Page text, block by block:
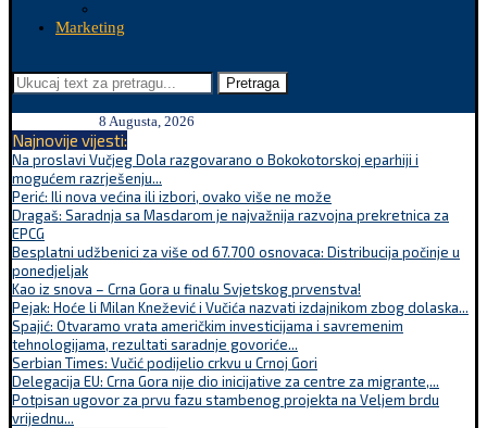
Marketing
Pretraga
8 Augusta, 2026
Najnovije vijesti:
Na proslavi Vučjeg Dola razgovarano o Bokokotorskoj eparhiji i
mogućem razrješenju...
Perić: Ili nova većina ili izbori, ovako više ne može
Dragaš: Saradnja sa Masdarom je najvažnija razvojna prekretnica za
EPCG
Besplatni udžbenici za više od 67.700 osnovaca: Distribucija počinje u
ponedjeljak
Kao iz snova – Crna Gora u finalu Svjetskog prvenstva!
Pejak: Hoće li Milan Knežević i Vučića nazvati izdajnikom zbog dolaska...
Spajić: Otvaramo vrata američkim investicijama i savremenim
tehnologijama, rezultati saradnje govoriće...
Serbian Times: Vučić podijelio crkvu u Crnoj Gori
Delegacija EU: Crna Gora nije dio inicijative za centre za migrante,...
Potpisan ugovor za prvu fazu stambenog projekta na Veljem brdu
vrijednu...